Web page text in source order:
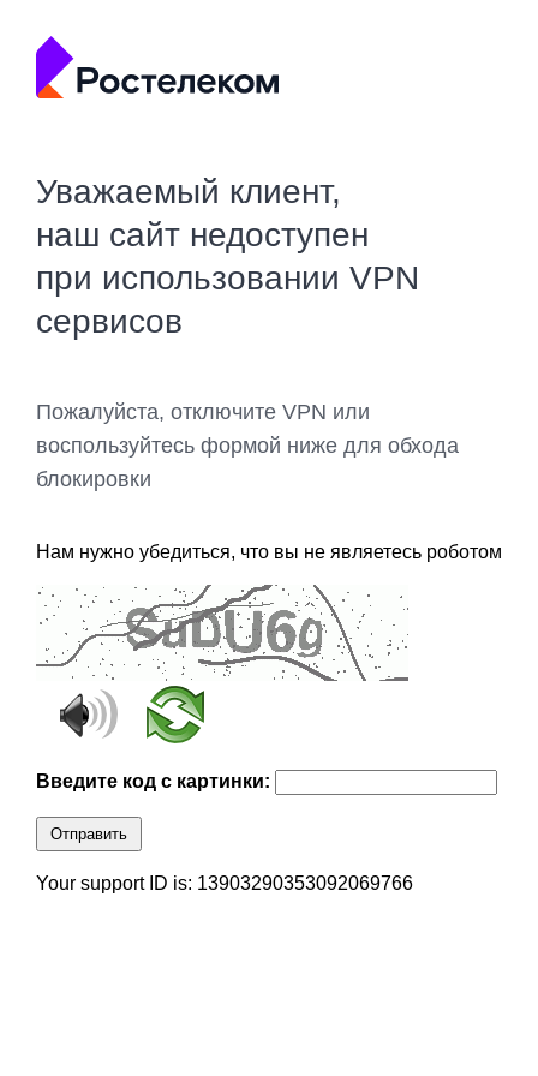
Уважаемый клиент,
наш сайт недоступен
при использовании VPN
сервисов
Пожалуйста, отключите VPN или
воспользуйтесь формой ниже для обхода
блокировки
Нам нужно убедиться, что вы не являетесь роботом
Введите код с картинки:
Отправить
Your support ID is: 13903290353092069766